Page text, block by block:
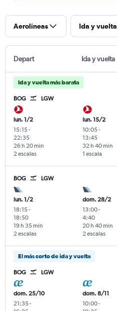
Aerolíneas Ida y vuelta
Depart Ida y vuelta
Ida y vuelta más barata
BOG LGW
lun. 1/2
15:15-
22:35
2 escalas
26 h 20 min
lun. 15/2
10:05-
13:45
1 escala
32 h 40 min
BOG LGW
lun. 1/2
18:15-
18:50
2 escalas
19 h 35 min
dom. 28/2
13:00-
4:40
2 escalas
20 h 40 min
El más corto de ida y vuelta
BOG LGW
dom. 25/10
21:35-
dom. 8/11
10:00-